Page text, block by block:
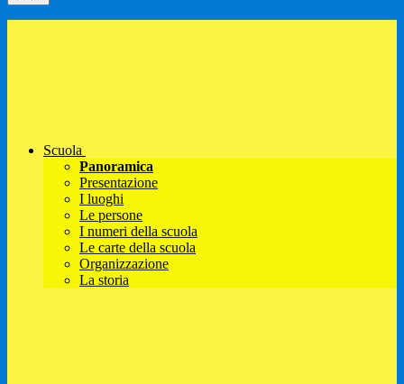
Scuola
Panoramica
Presentazione
I luoghi
Le persone
I numeri della scuola
Le carte della scuola
Organizzazione
La storia